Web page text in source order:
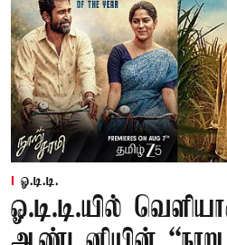
ஓ.டி.டி.
ஓ.டி.டி.யில்